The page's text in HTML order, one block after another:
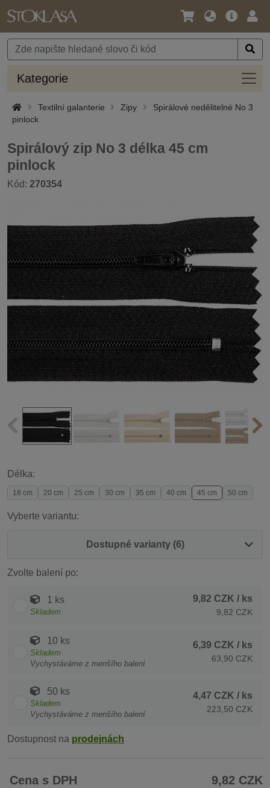
Jazyk
Měna
Hlavní
Kategorie
Textilní galanterie Zipy
Spirálové nedělitelné No 3
pinlock
Spirálový zip No 3 délka 45 cm
pinlock
Kód: 270354
Délka:
18 cm 20 cm 25 cm 30 cm 35 cm 40 cm 45 cm 50 cm
Vyberte variantu:
Dostupné varianty (6)
Zvolte balení po:
1 ks
Skladem
9,82 CZK / ks
9,82 CZK
10 ks
Skladem
Vychystáváme z menšího balení
6,39 CZK / ks
63,90 CZK
50 ks
Skladem
Vychystáváme z menšího balení
4,47 CZK / ks
223,50 CZK
Dostupnost na prodejnách
Cena s DPH 9,82 CZK